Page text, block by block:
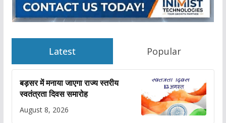
Latest Popular
बड़सर में मनाया जाएगा राज्य स्तरीय
स्वतंत्रता दिवस समारोह
August 8, 2026